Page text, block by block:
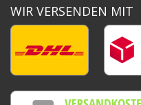
WIR VERSENDEN MIT